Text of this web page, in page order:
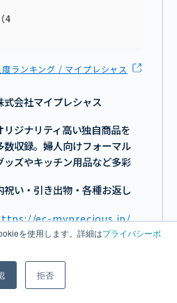
を使用します。詳細はプライバシーポ
拒否
4
ランキング / マイプレシャス
式会社マイプレシャス
リジナリティ高い独自商品を
数収録。婦人向けフォーマル
ッズやキッチン用品など多彩
祝い・引き出物・各種お返し
ec-myprecious.jp/